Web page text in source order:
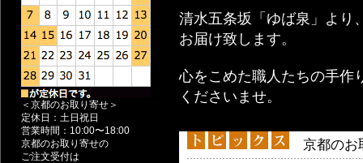
清水五条坂「ゆば泉」より
お届け致します。
心をこめた職人たちの手作
くださいませ。
京都のお
＜京都のお取り寄せ＞
定休日：土日祝日
営業時間：10:00〜18:00
京都のお取り寄せの
ご注文受付は